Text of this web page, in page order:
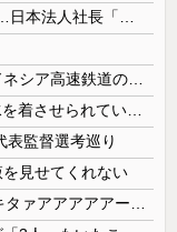
表監督選考巡り
を見せてくれない